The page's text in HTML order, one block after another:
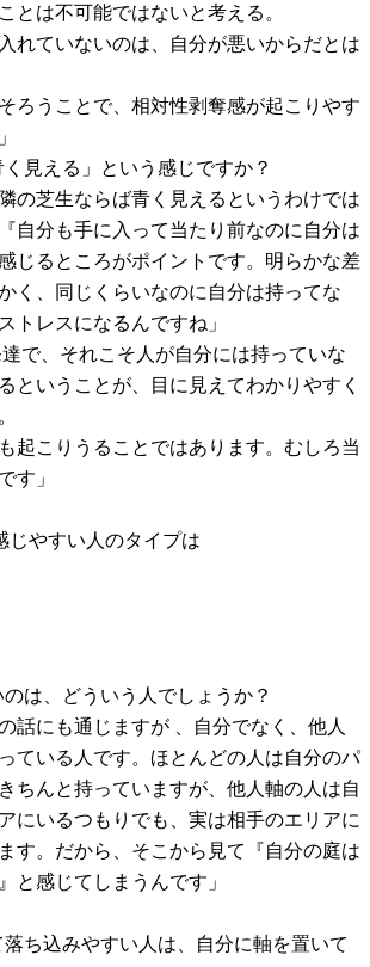
とは不可能ではないと考える。
れていないのは、自分が悪いからだとは
ろうことで、相対性剥奪感が起こりやす
見える」という感じですか？
の芝生ならば青く見えるというわけでは
自分も手に入って当たり前なのに自分は
じるところがポイントです。明らかな差
く、同じくらいなのに自分は持ってな
トレスになるんですね」
で、それこそ人が自分には持っていな
ということが、目に見えてわかりやすく
起こりうることではあります。むしろ当
す」
じやすい人のタイプは
は、どういう人でしょうか？
話にも通じますが 、自分でなく、他人
ている人です。ほとんどの人は自分のパ
ちんと持っていますが、他人軸の人は自
にいるつもりでも、実は相手のエリアに
す。だから、そこから見て『自分の庭は
と感じてしまうんです」
ち込みやすい人は、自分に軸を置いて